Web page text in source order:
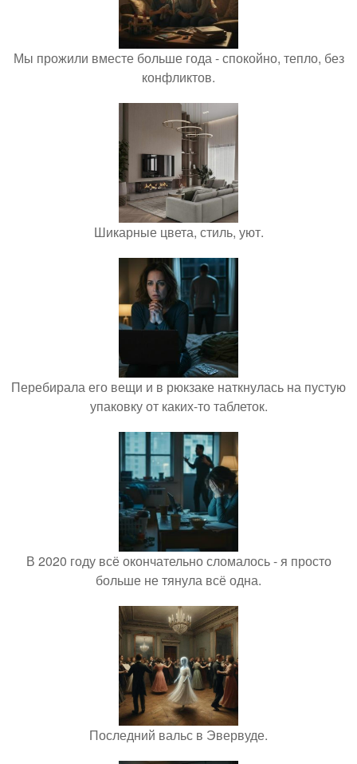
Мы прожили вместе больше года - спокойно, тепло, без
конфликтов.
Шикарные цвета, стиль, уют.
Перебирала его вещи и в рюкзаке наткнулась на пустую
упаковку от каких-то таблеток.
В 2020 году всё окончательно сломалось - я просто
больше не тянула всё одна.
Последний вальс в Эвервуде.